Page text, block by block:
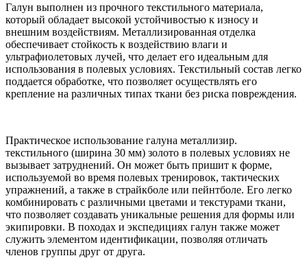
Галун выполнен из прочного текстильного материала,
который обладает высокой устойчивостью к износу и
внешним воздействиям. Металлизированная отделка
обеспечивает стойкость к воздействию влаги и
ультрафиолетовых лучей, что делает его идеальным для
использования в полевых условиях. Текстильный состав легко
поддается обработке, что позволяет осуществлять его
крепление на различных типах ткани без риска повреждения.
Практическое использование галуна металлизир.
текстильного (ширина 30 мм) золото в полевых условиях не
вызывает затруднений. Он может быть пришит к форме,
используемой во время полевых тренировок, тактических
упражнений, а также в страйкболе или пейнтболе. Его легко
комбинировать с различными цветами и текстурами ткани,
что позволяет создавать уникальные решения для формы или
экипировки. В походах и экспедициях галун также может
служить элементом идентификации, позволяя отличать
членов группы друг от друга.